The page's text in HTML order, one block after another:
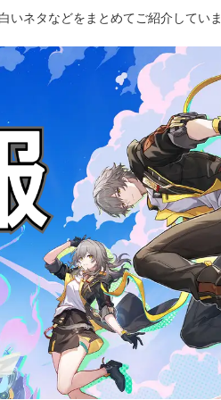
ネタなどをまとめてご紹介していま